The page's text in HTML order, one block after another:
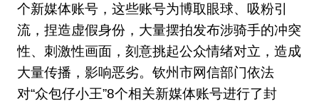
个新媒体账号，这些账号为博取眼球、吸粉引
流，捏造虚假身份，大量摆拍发布涉骑手的冲突
性、刺激性画面，刻意挑起公众情绪对立，造成
大量传播，影响恶劣。钦州市网信部门依法
对“众包仔小王”8个相关新媒体账号进行了封